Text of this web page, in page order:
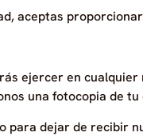
aceptas
ejercer en
una fotocopia de
para dejar de